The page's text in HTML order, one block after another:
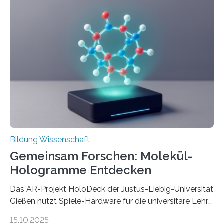
Erfindungen entstehen besonders dann, wenn
Wissenskategorien verschwimmen. Das zeigt neue
Forschung von Gianluca Carnabuci, Professor of
Organizational Behavior an der ESMT Berlin, und
Balázs Kovács, Professor an der Yale School of
Management. Die Forscher kommen zu dem Schluss,
dass Patente…
Bildung Wissenschaft
Gemeinsam Forschen: Molekül-
Hologramme Entdecken
Das AR-Projekt HoloDeck der Justus-Liebig-Universität
Gießen nutzt Spiele-Hardware für die universitäre Lehre
15.10.2025